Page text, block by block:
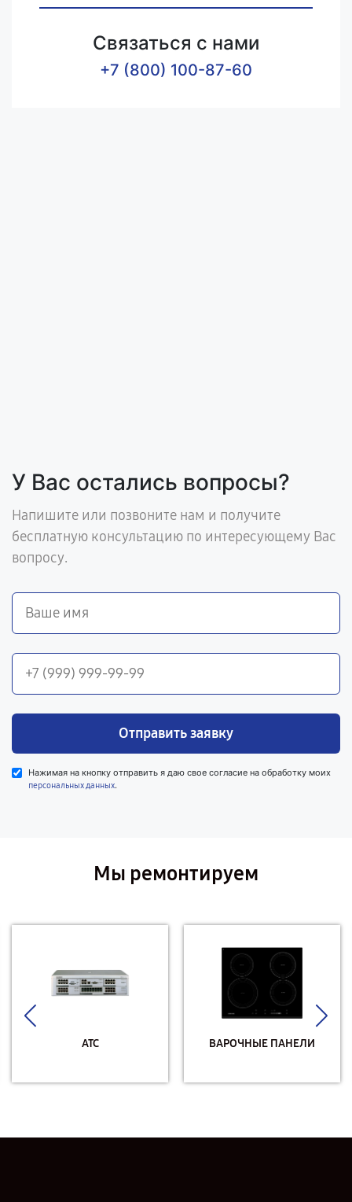
Связаться с нами
+7 (800) 100-87-60
У Вас остались вопросы?
Напишите или позвоните нам и получите
бесплатную консультацию по интересующему Вас
вопросу.
Отправить заявку
Нажимая на кнопку отправить я даю свое согласие на обработку моих
персональных данных.
Мы ремонтируем
АТС ВАРОЧНЫЕ ПАНЕЛИ